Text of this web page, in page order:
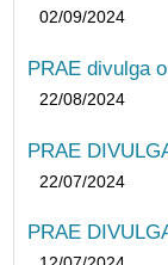
02/09/2024
PRAE divulga
22/08/2024
PRAE
22/07/2024
PRAE